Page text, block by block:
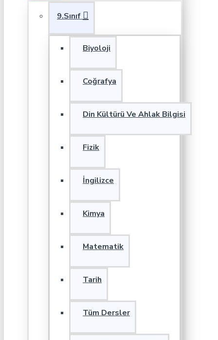
9.Sınıf
Biyoloji
Coğrafya
Din Kültürü Ve Ahlak Bilgisi
Fizik
İngilizce
Kimya
Matematik
Tarih
Tüm Dersler